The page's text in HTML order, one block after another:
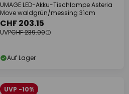
UMAGE LED-Akku-Tischlampe Asteria
Move waldgrün/messing 31cm
CHF 203.15
UVPCHF 239.00
Auf Lager
UVP -10%